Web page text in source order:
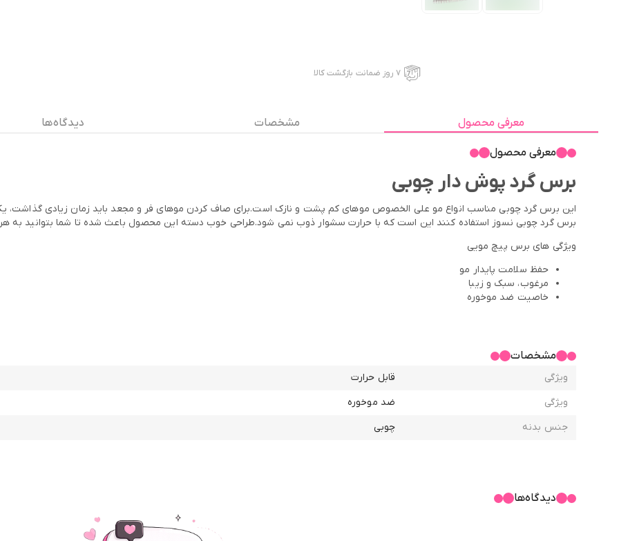
۷ روز ضمانت بازگشت کالا
معرفی محصول مشخصات دیدگاه ها
معرفی محصول
برس گرد پوش دار چوبی
این برس گرد چوبی مناسب انواع مو علی الخصوص موهای کم پشت و نازک است.برای صاف کردن موهای فر و مجعد باید زمان زیادی گذاشت،
برس گرد چوبی نسوز استفاده کنند این است که با حرارت سشوار ذوب نمی شود.طراحی خوب دسته این محصول باعث شده تا شما بتوانید به
ویژگی های برس پیچ مویی
حفظ سلامت پایدار مو
مرغوب، سبک و زیبا
خاصیت ضد موخوره
مشخصات
ویژگی
قابل حرارت
ویژگی
ضد موخوره
جنس بدنه
چوبی
دیدگاه‌ها